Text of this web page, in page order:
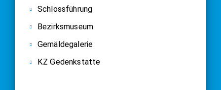
Schlossführung
Bezirksmuseum
Gemäldegalerie
KZ Gedenkstätte